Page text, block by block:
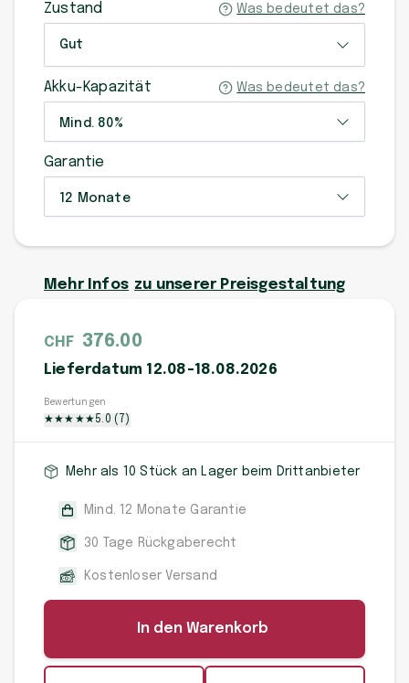
Zustand Was bedeutet das?
Gut
Akku-Kapazität Was bedeutet das?
Mind. 80%
Garantie
12 Monate
Mehr Infos zu unserer Preisgestaltung
CHF 376.00
Lieferdatum 12.08-18.08.2026
Bewertungen
★★★ ★★5.0 ( 7 )
Mehr als 10 Stück an Lager beim Drittanbieter
Mind. 12 Monate Garantie
30 Tage Rückgaberecht
Kostenloser Versand
In den Warenkorb